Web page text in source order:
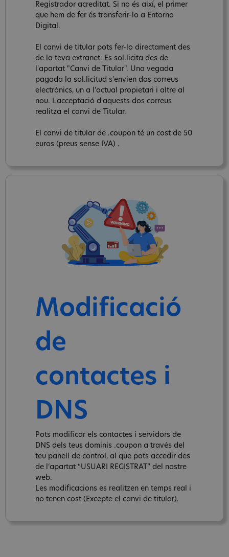
Registrador acreditat. Si no és així, el primer
que hem de fer és transferir-lo a Entorno
Digital.
El canvi de titular pots fer-lo directament des
de la teva extranet. Es sol.licita des de
l'apartat "Canvi de Titular". Una vegada
pagada la sol.licitud s'envien dos correus
electrònics, un a l'actual propietari i altre al
nou. L'acceptació d'aquests dos correus
realitza el canvi de Titular.
El canvi de titular de .coupon té un cost de 50
euros (preus sense IVA) .
Modificació
de
contactes i
DNS
Pots modificar els contactes i servidors de
DNS dels teus dominis .coupon a través del
teu panell de control, al que pots accedir des
de l‘apartat “USUARI REGISTRAT” del nostre
web.
Les modificacions es realitzen en temps real i
no tenen cost (Excepte el canvi de titular).